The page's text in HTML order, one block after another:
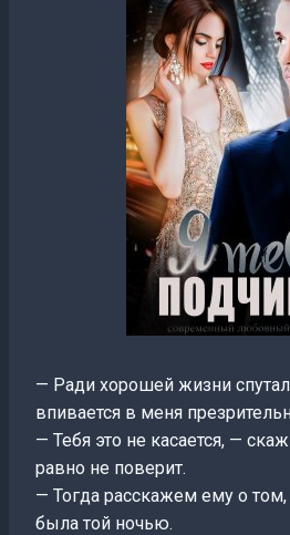
— Ради хорошей жизни
впивается в меня
— Тебя это не касается, —
равно не поверит.
— Тогда расскажем ему о том,
была той ночью.